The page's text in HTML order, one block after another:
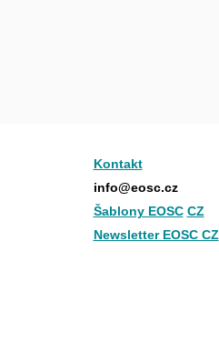
Kontakt
info@eosc.cz
Šablony EOSC CZ
Newsletter EOSC CZ